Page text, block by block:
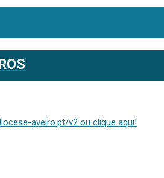
aveiro.pt/v2 ou clique aqui!